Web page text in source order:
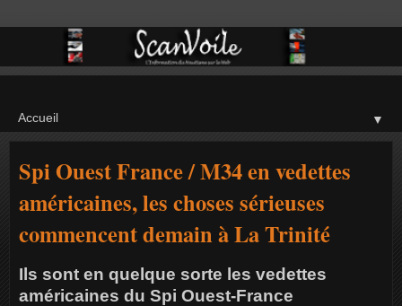
▼
Spi Ouest France / M34 en vedettes
américaines, les choses sérieuses
commencent demain à La Trinité
Ils sont en quelque sorte les vedettes
américaines du Spi Ouest-France